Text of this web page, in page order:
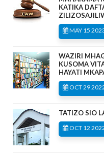
KATIKA
MAY 15
WAZIRI
KUSOMA
HAYATI
OCT 29
TATIZO SIO
OCT 12